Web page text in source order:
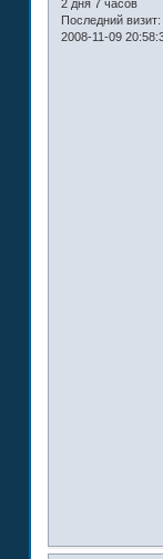
2 дня 7 часов
Последний визит:
2008-11-09